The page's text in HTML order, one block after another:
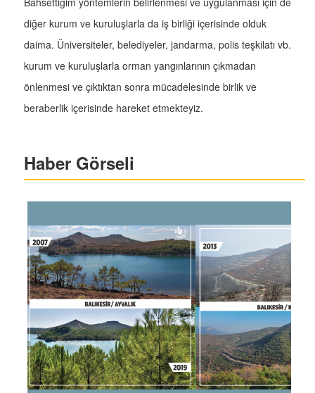
diğer kurum ve kuruluşlarla da iş birliği içerisinde olduk
daima. Üniversiteler, belediyeler, jandarma, polis teşkilatı vb.
kurum ve kuruluşlarla orman yangınlarının çıkmadan
önlenmesi ve çıktıktan sonra mücadelesinde birlik ve
beraberlik içerisinde hareket etmekteyiz.
Haber Görseli